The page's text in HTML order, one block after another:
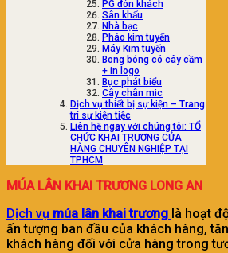
PG đón khách
Sân khấu
Nhà bạc
Pháo kim tuyến
Máy Kim tuyến
Bong bóng có cây cầm
+ in logo
Bục phát biểu
Cây chân mic
Dịch vụ thiết bị sự kiện – Trang
trí sự kiện tiệc
Liên hệ ngay với chúng tôi: TỔ
CHỨC KHAI TRƯƠNG CỬA
HÀNG CHUYÊN NGHIỆP TẠI
TPHCM
MÚA LÂN KHAI TRƯƠNG LONG AN
Dịch vụ múa lân khai trương là hoạt
ấn tượng ban đầu của khách hàng,
khách hàng đối với cửa hàng trong